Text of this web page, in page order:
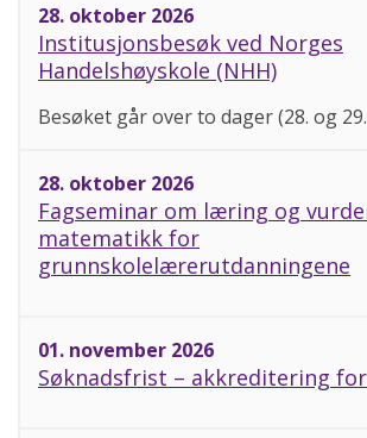
28. oktober 2026
Institusjonsbesøk ved Norges
Handelshøyskole (NHH)
Besøket går over to dager (28. og
28. oktober 2026
Fagseminar om læring og
matematikk for
grunnskolelærerutdanningene
01. november 2026
Søknadsfrist – akkreditering